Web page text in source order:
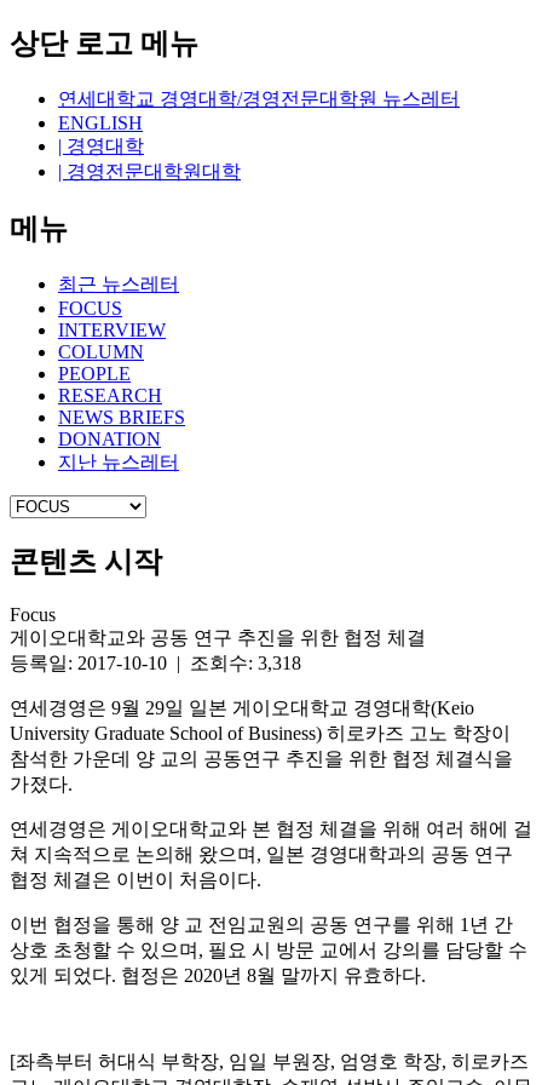
상단 로고 메뉴
연세대학교 경영대학/경영전문대학원 뉴스레터
ENGLISH
| 경영대학
| 경영전문대학원대학
메뉴
최근 뉴스레터
FOCUS
INTERVIEW
COLUMN
PEOPLE
RESEARCH
NEWS BRIEFS
DONATION
지난 뉴스레터
콘텐츠 시작
Focus
게이오대학교와 공동 연구 추진을 위한 협정 체결
등록일: 2017-10-10 | 조회수: 3,318
연세경영은 9월 29일 일본 게이오대학교 경영대학(Keio
University Graduate School of Business) 히로카즈 고노 학장이
참석한 가운데 양 교의 공동연구 추진을 위한 협정 체결식을
가졌다.
연세경영은 게이오대학교와 본 협정 체결을 위해 여러 해에 걸
쳐 지속적으로 논의해 왔으며, 일본 경영대학과의 공동 연구
협정 체결은 이번이 처음이다.
이번 협정을 통해 양 교 전임교원의 공동 연구를 위해 1년 간
상호 초청할 수 있으며, 필요 시 방문 교에서 강의를 담당할 수
있게 되었다. 협정은 2020년 8월 말까지 유효하다.
[좌측부터 허대식 부학장, 임일 부원장, 엄영호 학장, 히로카즈